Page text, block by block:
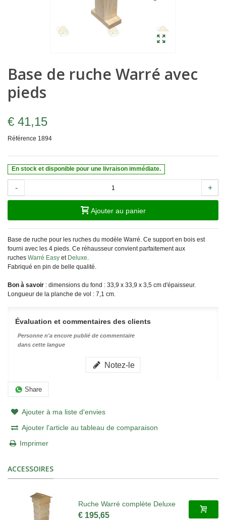
Base de ruche Warré avec
pieds
€ 41,15
Référence 1894
En stock et disponible pour une livraison immédiate.
- +
Ajouter au panier
Base de ruche pour les ruches du modèle Warré. Ce support en bois est
fourni avec les 4 pieds. Ce réhausseur convient parfaitement aux
ruches Warré Easy et Deluxe.
Fabriqué en pin de belle qualité.
Bon à savoir : dimensions du fond : 33,9 x 33,9 x 3,5 cm d'épaisseur.
Longueur de la planche de vol : 7,1 cm.
Évaluation et commentaires des clients
Personne n'a encore publié de commentaire
dans cette langue
Notez-le
Share
Ajouter à ma liste d'envies
Ajouter l'article au tableau de comparaison
Imprimer
ACCESSOIRES
Ruche Warré complète Deluxe
€ 195,65